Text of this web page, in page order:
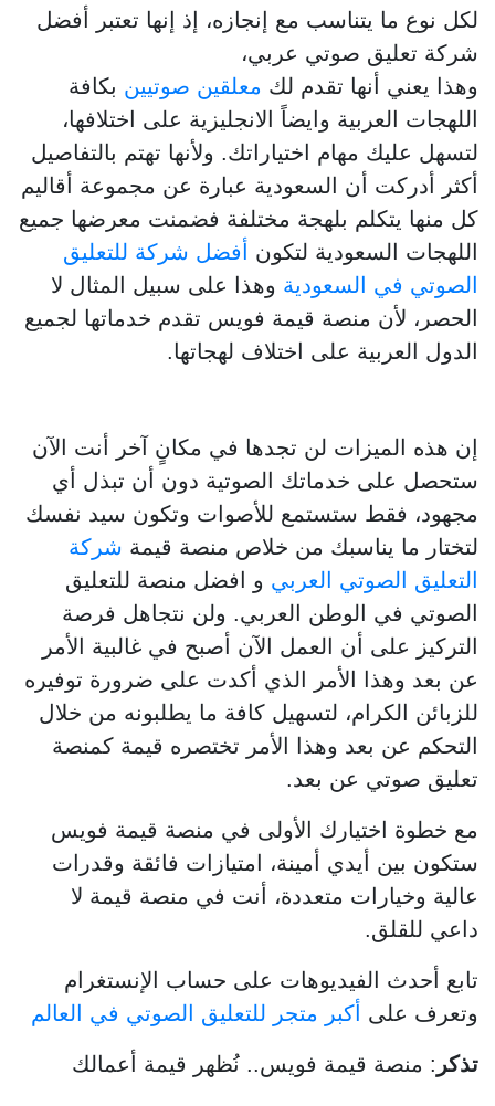
لكل نوع ما يتناسب مع إنجازه، إذ إنها تعتبر أفضل
شركة تعليق صوتي عربي،
وهذا يعني أنها تقدم لك معلقين صوتيين بكافة
اللهجات العربية وايضاً الانجليزية على اختلافها،
لتسهل عليك مهام اختياراتك. ولأنها تهتم بالتفاصيل
أكثر أدركت أن السعودية عبارة عن مجموعة أقاليم
كل منها يتكلم بلهجة مختلفة فضمنت معرضها جميع
اللهجات السعودية لتكون أفضل شركة للتعليق
الصوتي في السعودية وهذا على سبيل المثال لا
الحصر، لأن منصة قيمة فويس تقدم خدماتها لجميع
الدول العربية على اختلاف لهجاتها.
إن هذه الميزات لن تجدها في مكانٍ آخر أنت الآن
ستحصل على خدماتك الصوتية دون أن تبذل أي
مجهود، فقط ستستمع للأصوات وتكون سيد نفسك
لتختار ما يناسبك من خلاص منصة قيمة شركة
التعليق الصوتي العربي و افضل منصة للتعليق
الصوتي في الوطن العربي. ولن نتجاهل فرصة
التركيز على أن العمل الآن أصبح في غالبية الأمر
عن بعد وهذا الأمر الذي أكدت على ضرورة توفيره
للزبائن الكرام، لتسهيل كافة ما يطلبونه من خلال
التحكم عن بعد وهذا الأمر تختصره قيمة كمنصة
تعليق صوتي عن بعد.
مع خطوة اختيارك الأولى في منصة قيمة فويس
ستكون بين أيدي أمينة، امتيازات فائقة وقدرات
عالية وخيارات متعددة، أنت في منصة قيمة لا
داعي للقلق.
تابع أحدث الفيديوهات على حساب الإنستغرام
وتعرف على أكبر متجر للتعليق الصوتي في العالم
تذكر : منصة قيمة فويس.. نُظهر قيمة أعمالك